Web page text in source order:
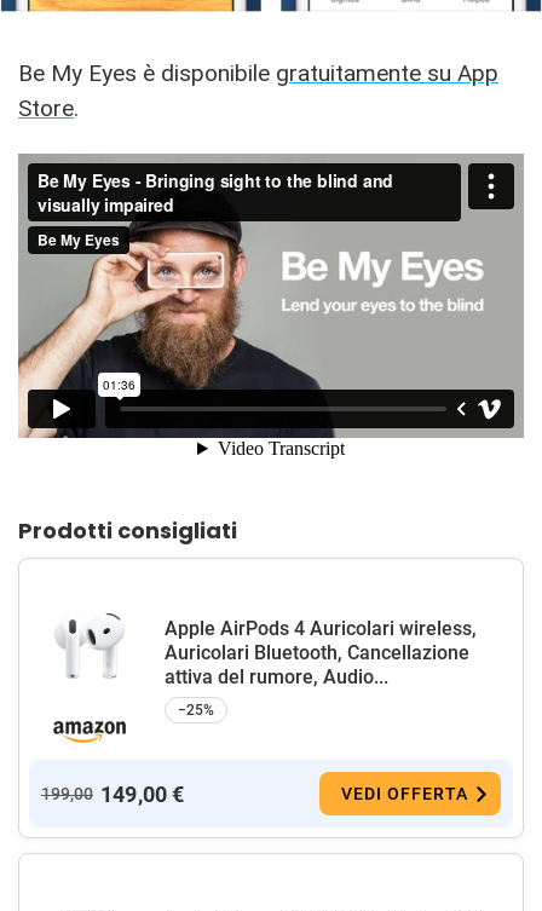
Be My Eyes è disponibile gratuitamente su App
Store.
Prodotti consigliati
Apple AirPods 4 Auricolari wireless,
Auricolari Bluetooth, Cancellazione
attiva del rumore, Audio...
−25%
199,00 149,00 € VEDI OFFERTA